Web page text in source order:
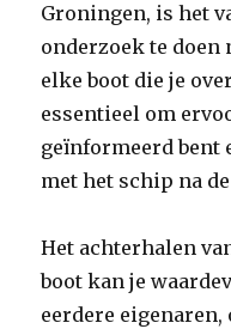
Groningen, is het
onderzoek te doen
elke boot die je
essentieel om
geïnformeerd bent
met het schip na
Het achterhalen
boot kan je
eerdere